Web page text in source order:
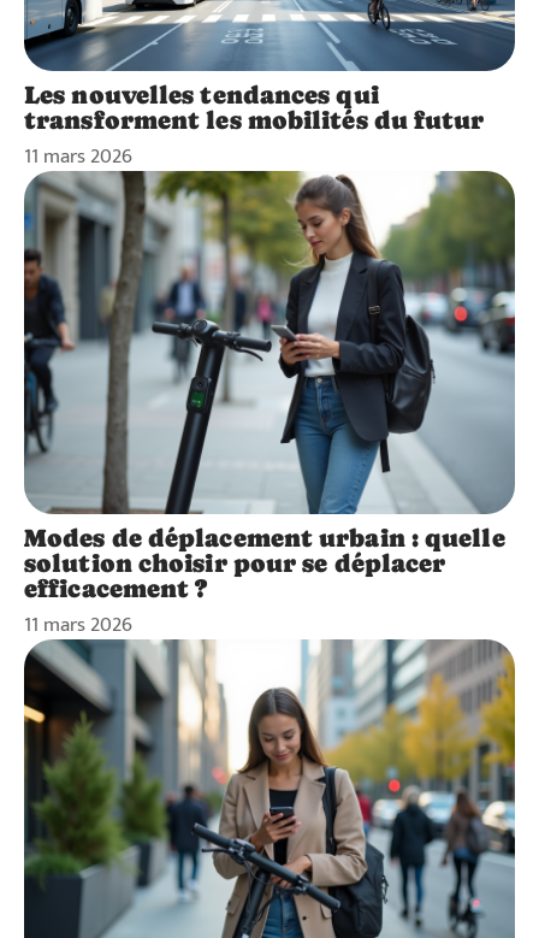
Les nouvelles tendances qui
transforment les mobilités du futur
11 mars 2026
Modes de déplacement urbain : quelle
solution choisir pour se déplacer
efficacement ?
11 mars 2026